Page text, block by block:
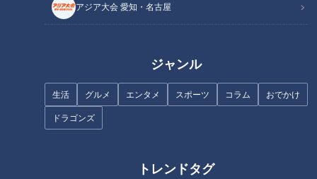
アジア大会 愛知・名古屋
ジャンル
生活 グルメ エンタメ スポーツ コラム おでかけ
ドラゴンズ
トレンドタグ
立浪竜投打の柱に10の質問！小
日・石川昂弥選手がレギュラー
奪取宣言
ズ“井上劇場”ハラハラドキドキ
ンズ先発投手、早く交代させす